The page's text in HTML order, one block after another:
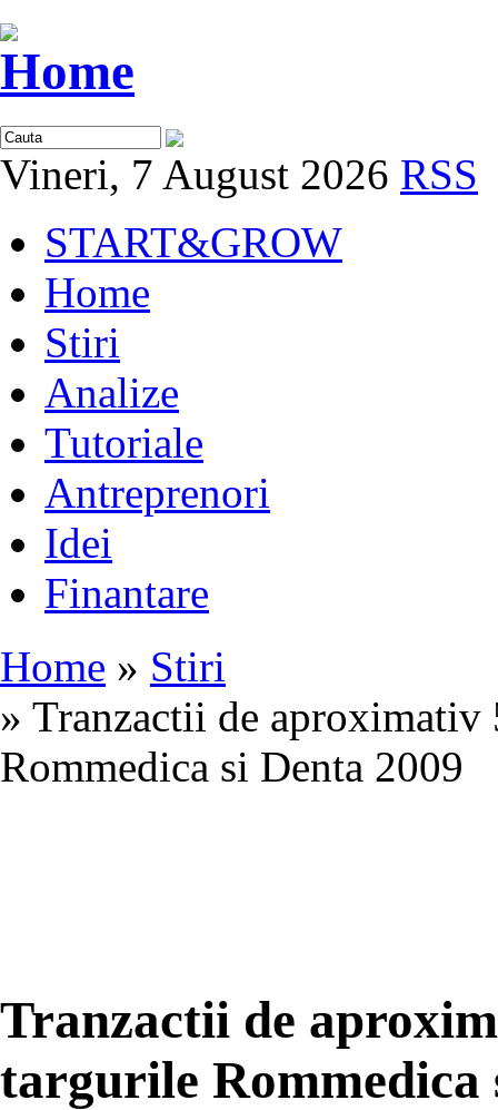
Vineri, 7 August 2026 RSS
START&GROW
Home
Stiri
Analize
Tutoriale
Antreprenori
Idei
Finantare
Home » Stiri
» Tranzactii de
Rommedica si Denta 2009
Tranzactii de
targurile Rommedica